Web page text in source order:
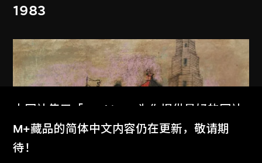
1983
本网站使用「Cookies」为你提供最好的网站
体验。
了解更多
M+藏品的简体中文内容仍在更新，敬请期
待！